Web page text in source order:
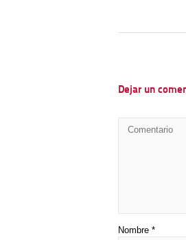
Dejar un
Nombre *